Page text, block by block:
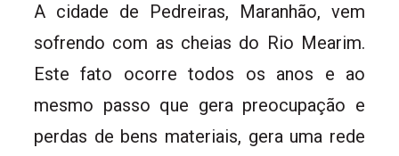
A cidade de Pedreiras, Maranhão, vem
sofrendo com as cheias do Rio Mearim.
Este fato ocorre todos os anos e ao
mesmo passo que gera preocupação e
perdas de bens materiais, gera uma rede